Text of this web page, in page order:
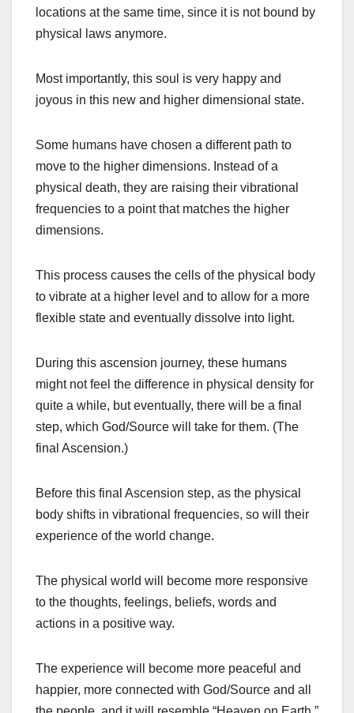
locations at the same time, since it is not bound by
physical laws anymore.
Most importantly, this soul is very happy and
joyous in this new and higher dimensional state.
Some humans have chosen a different path to
move to the higher dimensions. Instead of a
physical death, they are raising their vibrational
frequencies to a point that matches the higher
dimensions.
This process causes the cells of the physical body
to vibrate at a higher level and to allow for a more
flexible state and eventually dissolve into light.
During this ascension journey, these humans
might not feel the difference in physical density for
quite a while, but eventually, there will be a final
step, which God/Source will take for them. (The
final Ascension.)
Before this final Ascension step, as the physical
body shifts in vibrational frequencies, so will their
experience of the world change.
The physical world will become more responsive
to the thoughts, feelings, beliefs, words and
actions in a positive way.
The experience will become more peaceful and
happier, more connected with God/Source and all